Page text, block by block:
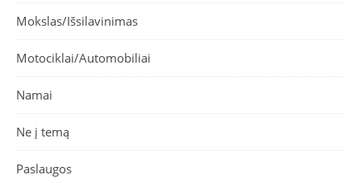
Mokslas/Išsilavinimas
Motociklai/Automobiliai
Namai
Ne į temą
Paslaugos